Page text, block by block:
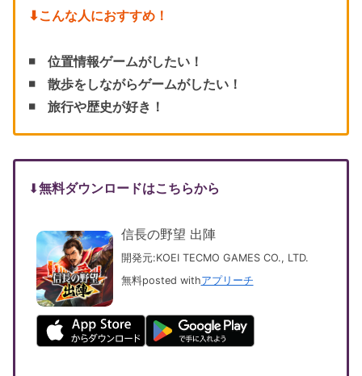
⬇︎こんな人におすすめ！
◾️ 位置情報ゲームがしたい！
◾️ 散歩をしながらゲームがしたい！
◾️
旅行や歴史が好き！
⬇︎無料ダウンロードはこちらから
信長の野望 出陣
開発元:KOEI TECMO GAMES CO., LTD.
無料posted withアプリーチ